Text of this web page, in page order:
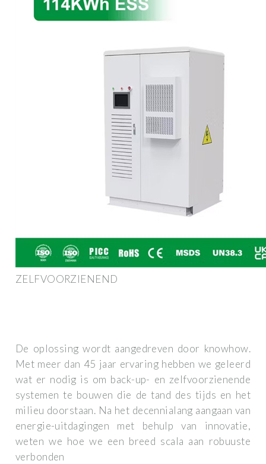
ZELFVOORZIENEND
De oplossing wordt aangedreven door knowhow.
Met meer dan 45 jaar ervaring hebben we geleerd
wat er nodig is om back-up- en zelfvoorzienende
systemen te bouwen die de tand des tijds en het
milieu doorstaan. Na het decennialang aangaan van
energie-uitdagingen met behulp van innovatie,
weten we hoe we een breed scala aan robuuste
verbonden